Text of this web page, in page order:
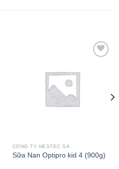
Add to wishlist
CÔNG TY NESTEC SA
Sữa Nan Optipro kid 4 (900g)